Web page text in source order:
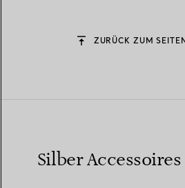
ZURÜCK ZUM
Silber